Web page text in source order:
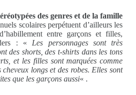
des genres et de la famille
scolaires perpétuent d’ailleurs les
entre garçons et filles,
: « Les personnages sont très
des shorts, des t-shirts dans les tons
et les filles sont marquées comme
longs et des robes. Elles sont
que les garçons aussi« .